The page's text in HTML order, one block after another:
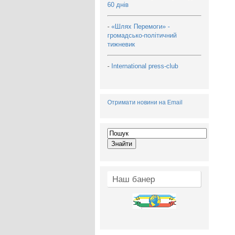
60 днів
- «Шлях Перемоги» -
громадсько-політичний
тижневик
- International press-club
Отримати новини на Email
Наш банер